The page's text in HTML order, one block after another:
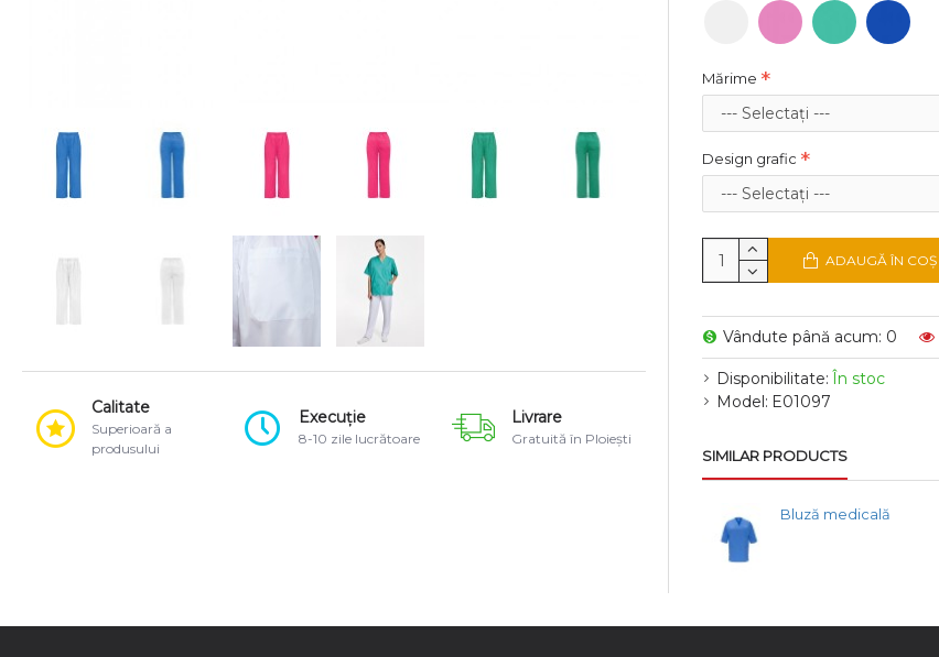
Calitate
Superioară a
produsului
Execuție
8-10 zile lucrătoare
Livrare
Gratuită în Ploiești
Disponibilitate: În stoc
Model: E01097
Vândute până acum: 0
Mărime
Design grafic
ADAUGĂ ÎN COŞ
SIMILAR PRODUCTS
Bluză medicală